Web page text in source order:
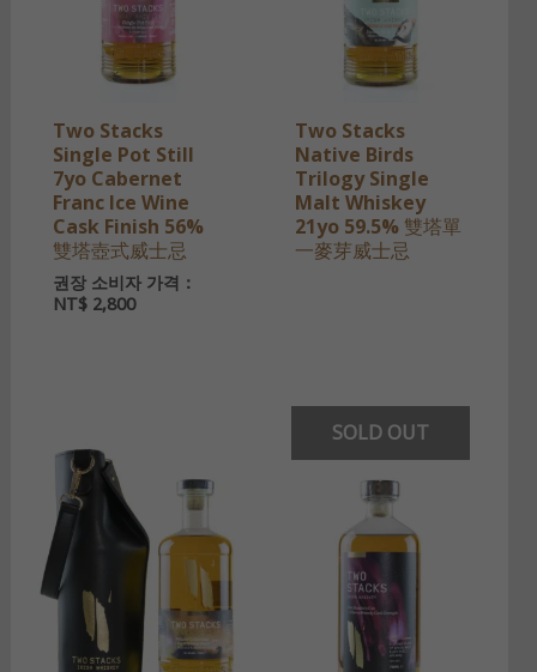
Two Stacks
Single Pot Still
7yo Cabernet
Franc Ice Wine
Cask Finish 56%
雙塔壺式威士忌
권장 소비자 가격：
NT$2,800
Two Stacks
Native Birds
Trilogy Single
Malt Whiskey
21yo 59.5% 雙塔單
一麥芽威士忌
SOLD OUT